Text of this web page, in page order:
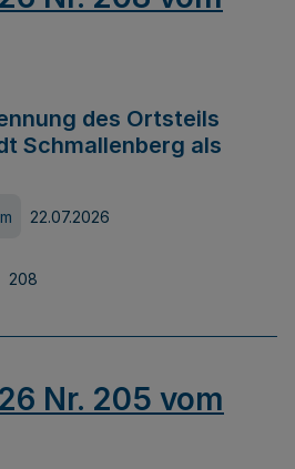
des Ortsteils
Schmallenberg als
22.07.2026
208
Nr. 205 vom